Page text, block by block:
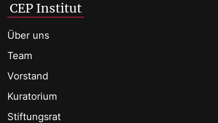
CEP Institut
Über uns
Team
Vorstand
Kuratorium
Stiftungsrat